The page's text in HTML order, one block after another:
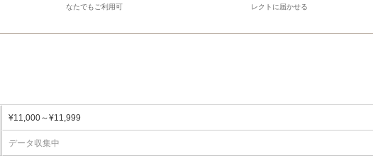
なたでもご利用可
レクトに届かせる
¥11,000～¥11,999
データ収集中